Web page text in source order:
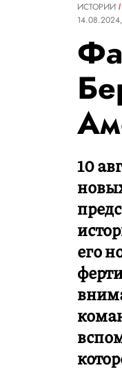
ИСТОРИИ
10
его